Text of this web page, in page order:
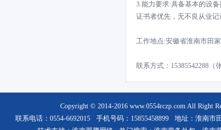
3.能力要求:具备基本的设
证书者优先，无不良从业记
工作地点:安徽省淮南市田
联系方式：15385542288（
Copyright © 2014-2016 www.0554rczp.com All Right
联系电话：0554-6692015 手机号码：15855458899 地址：淮南